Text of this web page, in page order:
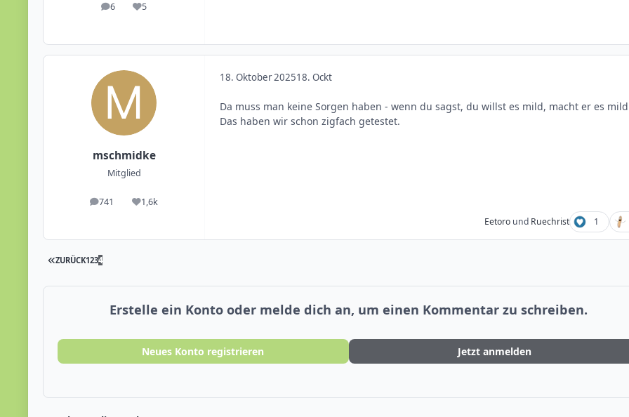
6
Beiträge5
Reputation
mschmidke
Mitglied
741
Beiträge 1,6k
Reputation
18. Oktober 202518. Ockt
Da muss man keine Sorgen haben - wenn du sagst, du willst es mild, macht er es
Das haben wir schon zigfach getestet.
Eetoro und Ruechrist 1
ZURÜCK1234
Erstelle ein Konto oder melde dich an, um einen Kommentar zu schreiben.
Neues Konto registrieren Jetzt anmelden